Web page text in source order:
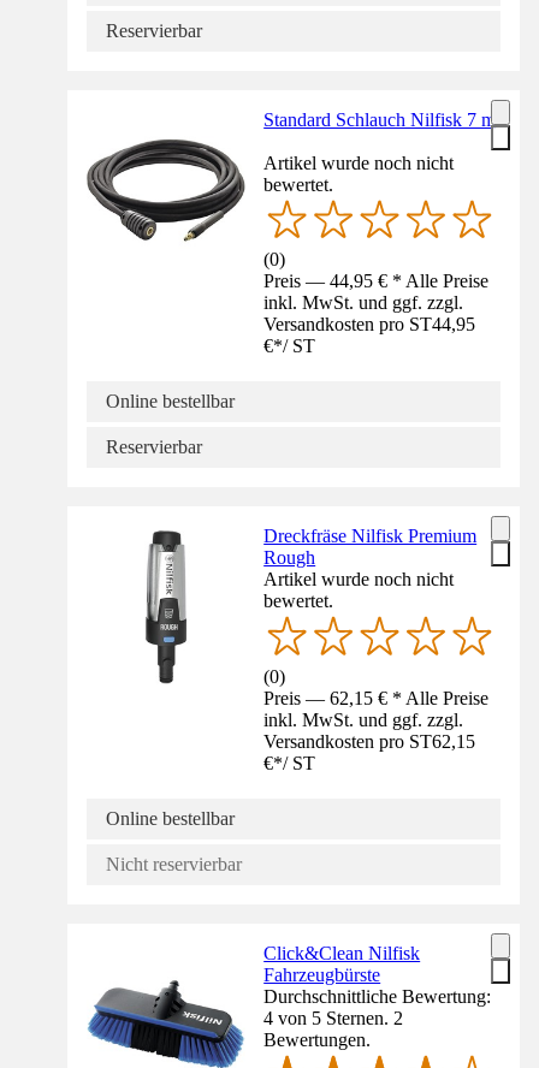
Reservierbar
Standard Schlauch Nilfisk 7 m
Artikel wurde noch nicht
bewertet.
(0)
Preis — 44,95 € * Alle Preise
inkl. MwSt. und ggf. zzgl.
Versandkosten pro ST44,95
€*/ ST
Online bestellbar
Reservierbar
Dreckfräse Nilfisk Premium
Rough
Artikel wurde noch nicht
bewertet.
(0)
Preis — 62,15 € * Alle Preise
inkl. MwSt. und ggf. zzgl.
Versandkosten pro ST62,15
€*/ ST
Online bestellbar
Nicht reservierbar
Click&Clean Nilfisk
Fahrzeugbürste
Durchschnittliche Bewertung:
4 von 5 Sternen. 2
Bewertungen.